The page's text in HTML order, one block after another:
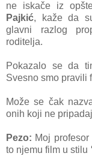
ne iskače iz
Pajkić, kaže da
glavni razlog
roditelja.
Pokazalo se da
Svesno smo pravili
Može se čak
onih koji ne
Pezo: Moj profesor
to njemu film u stilu